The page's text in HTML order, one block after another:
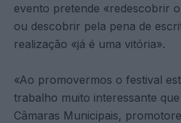
evento pretende «redescobrir
ou descobrir pela pena de
realização «já é uma vitória».
«Ao promovermos o festival
trabalho muito interessante
Câmaras Municipais,